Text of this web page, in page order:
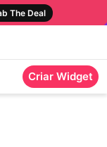
The Deal
Criar Widget